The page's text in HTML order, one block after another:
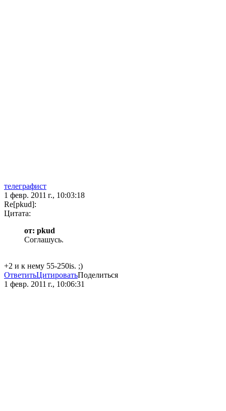
телеграфист
1 февр. 2011 г., 10:03:18
Re[pkud]:
Цитата:
от: pkud
Соглашусь.
+2 и к нему 55-250is. ;)
ОтветитьЦитироватьПоделиться
1 февр. 2011 г., 10:06:31